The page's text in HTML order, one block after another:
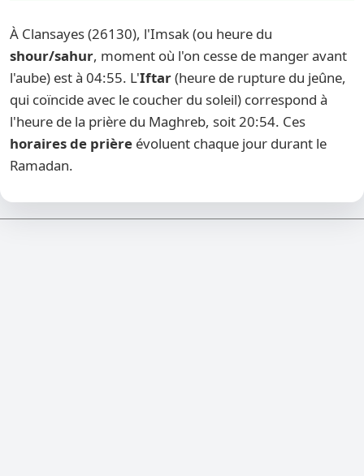
À Clansayes (26130), l'Imsak (ou heure du
shour/sahur, moment où l'on cesse de manger avant
l'aube) est à 04:55. L'Iftar(heure de rupture du jeûne,
qui coïncide avec le coucher du soleil) correspond à
l'heure de la prière du Maghreb, soit 20:54. Ces
horaires de prière évoluent chaque jour durant le
Ramadan.